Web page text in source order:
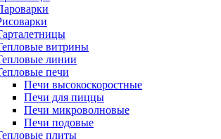
витрины
линии
печи
Печи высокоскоростные
Печи для пиццы
Печи микроволновые
Печи подовые
плиты